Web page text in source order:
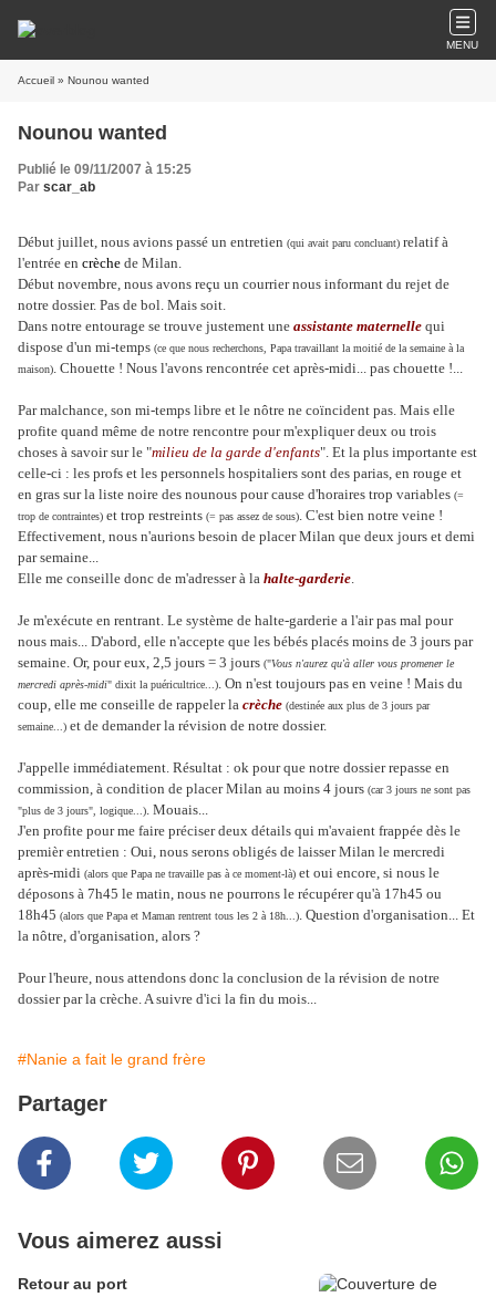
MENU
Accueil » Nounou wanted
Nounou wanted
Publié le 09/11/2007 à 15:25
Par scar_ab
Début juillet, nous avions passé un entretien (qui avait paru concluant) relatif à
l'entrée en crèche de Milan.
Début novembre, nous avons reçu un courrier nous informant du rejet de
notre dossier. Pas de bol. Mais soit.
Dans notre entourage se trouve justement une assistante maternelle qui
dispose d'un mi-temps (ce que nous recherchons, Papa travaillant la moitié de la semaine à la
maison). Chouette ! Nous l'avons rencontrée cet après-midi... pas chouette !...
Par malchance, son mi-temps libre et le nôtre ne coïncident pas. Mais elle
profite quand même de notre rencontre pour m'expliquer deux ou trois
choses à savoir sur le "milieu de la garde d'enfants". Et la plus importante est
celle-ci : les profs et les personnels hospitaliers sont des parias, en rouge et
en gras sur la liste noire des nounous pour cause d'horaires trop variables (=
trop de contraintes) et trop restreints (= pas assez de sous). C'est bien notre veine !
Effectivement, nous n'aurions besoin de placer Milan que deux jours et demi
par semaine...
Elle me conseille donc de m'adresser à la halte-garderie.
Je m'exécute en rentrant. Le système de halte-garderie a l'air pas mal pour
nous mais... D'abord, elle n'accepte que les bébés placés moins de 3 jours par
semaine. Or, pour eux, 2,5 jours = 3 jours ("Vous n'aurez qu'à aller vous promener le
mercredi après-midi" dixit la puéricultrice...). On n'est toujours pas en veine ! Mais du
coup, elle me conseille de rappeler la crèche (destinée aux plus de 3 jours par
semaine...) et de demander la révision de notre dossier.
J'appelle immédiatement. Résultat : ok pour que notre dossier repasse en
commission, à condition de placer Milan au moins 4 jours (car 3 jours ne sont pas
"plus de 3 jours", logique...). Mouais...
J'en profite pour me faire préciser deux détails qui m'avaient frappée dès le
premièr entretien : Oui, nous serons obligés de laisser Milan le mercredi
après-midi (alors que Papa ne travaille pas à ce moment-là) et oui encore, si nous le
déposons à 7h45 le matin, nous ne pourrons le récupérer qu'à 17h45 ou
18h45 (alors que Papa et Maman rentrent tous les 2 à 18h...). Question d'organisation... Et
la nôtre, d'organisation, alors ?
Pour l'heure, nous attendons donc la conclusion de la révision de notre
dossier par la crèche. A suivre d'ici la fin du mois...
#Nanie a fait le grand frère
Partager
Vous aimerez aussi
Retour au port